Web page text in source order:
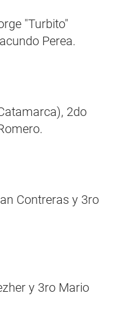
"Turbito"
Perea.
2do
Contreras y 3ro
y 3ro Mario